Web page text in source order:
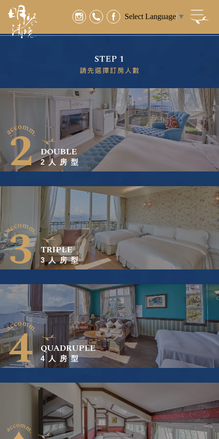
Select Language ▼
2 DOUBLE
2人房型
3 TRIPLE
3人房型
4 QUADRUPLE
4人房型